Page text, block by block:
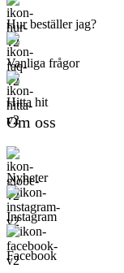
Hur beställer jag?
Vanliga frågor
Hitta hit
Om oss
Nyheter
Instagram
Facebook